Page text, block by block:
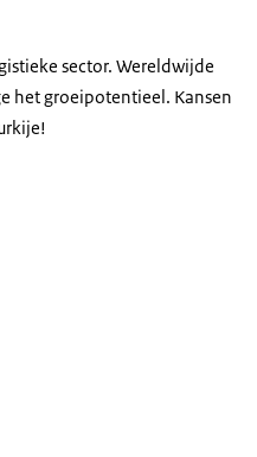
sector. Wereldwijde
het groeipotentieel. Kansen